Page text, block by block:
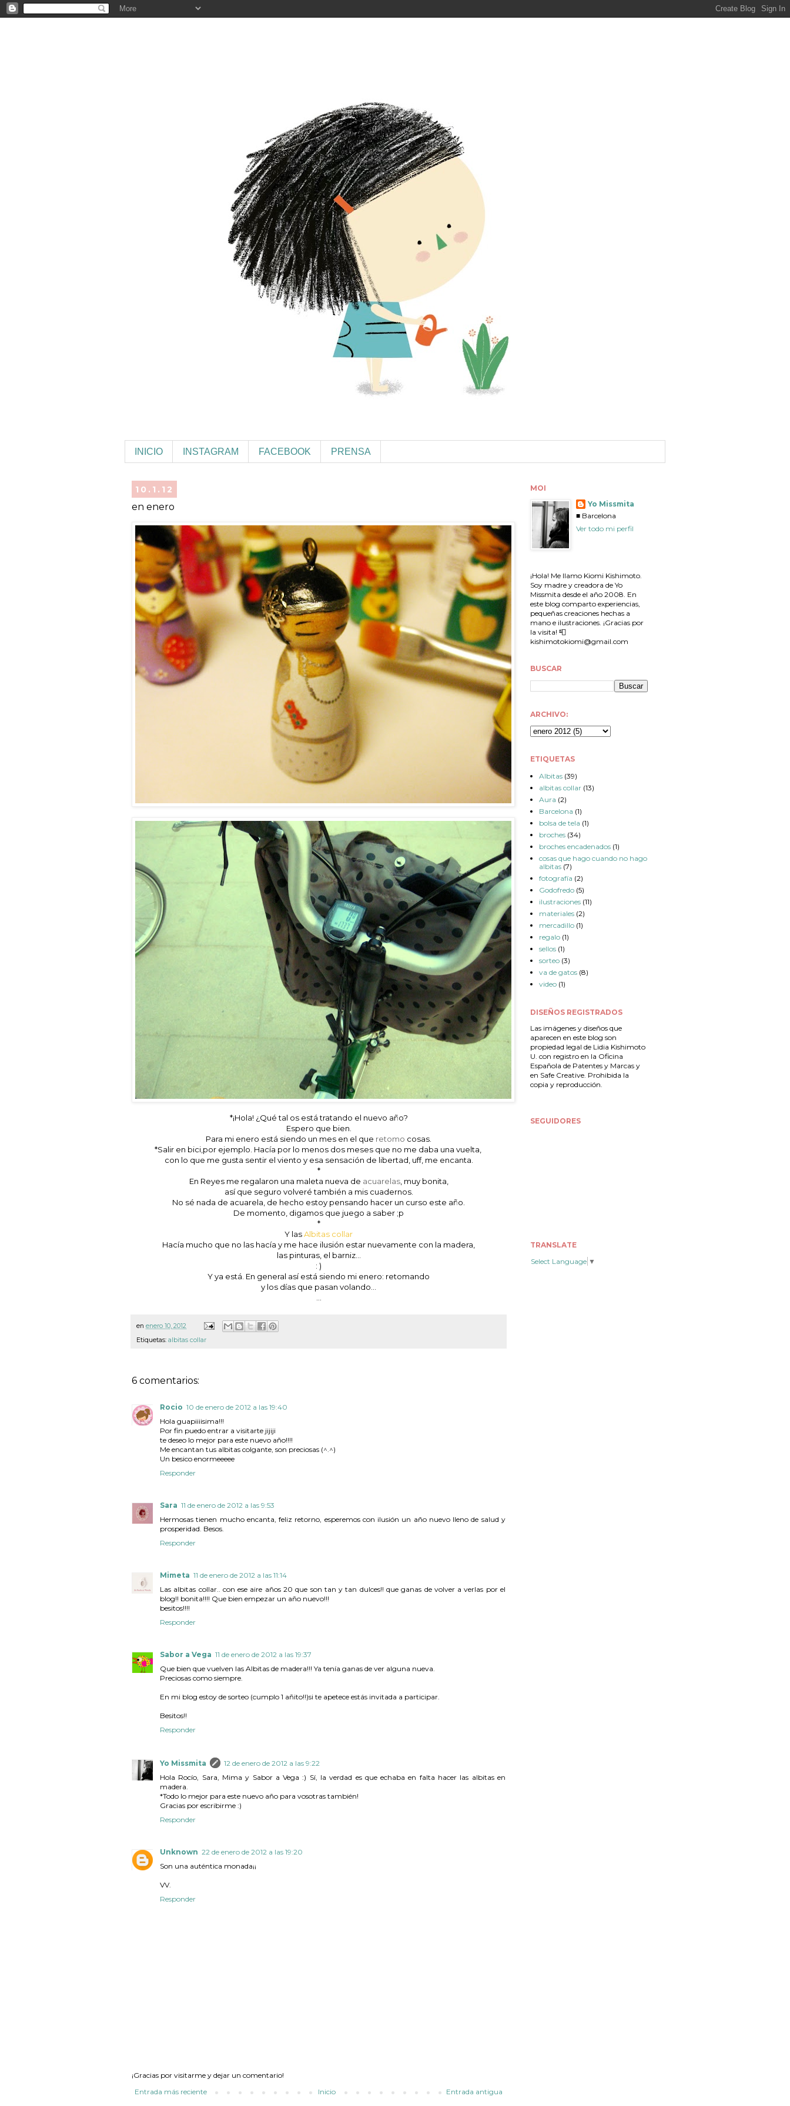
INICIO INSTAGRAM FACEBOOK PRENSA
10.1.12
en enero
*¡Hola! ¿Qué tal os está tratando el nuevo año?
Espero que bien.
Para mi enero está siendo un mes en el que retomo cosas.
*Salir en bici,por ejemplo. Hacía por lo menos dos meses que no me daba una vuelta,
con lo que me gusta sentir el viento y esa sensación de libertad, uff, me encanta.
*
En Reyes me regalaron una maleta nueva de acuarelas, muy bonita,
así que seguro volveré también a mis cuadernos.
No sé nada de acuarela, de hecho estoy pensando hacer un curso este año.
De momento, digamos que juego a saber ;p
*
Y lasAlbitas collar
Hacía mucho que no las hacía y me hace ilusión estar nuevamente con la madera,
las pinturas, el barniz...
: )
Y ya está. En general así está siendo mi enero: retomando
y los días que pasan volando...
en enero 10, 2012
Etiquetas: albitas collar
6 comentarios:
Rocio 10 de enero de 2012 a las 19:40
Hola guapiiiisima!!!
Por fin puedo entrar a visitarte jijiji
te deseo lo mejor para este nuevo año!!!!
Me encantan tus albitas colgante, son preciosas (^.^)
Un besico enormeeeee
Responder
Sara 11 de enero de 2012 a las 9:53
Hermosas tienen mucho encanta, feliz retorno, esperemos con ilusión un año nuevo lleno de salud y
prosperidad. Besos.
Responder
Mimeta 11 de enero de 2012 a las 11:14
Las albitas collar.. con ese aire años 20 que son tan y tan dulces!! que ganas de volver a verlas por el
blog!! bonita!!!! Que bien empezar un año nuevo!!!
besitos!!!!
Responder
Sabor a Vega 11 de enero de 2012 a las 19:37
Que bien que vuelven las Albitas de madera!!! Ya tenía ganas de ver alguna nueva.
Preciosas como siempre.
En mi blog estoy de sorteo (cumplo 1 añito!!)si te apetece estás invitada a participar.
Besitos!!
Responder
Yo Missmita
12 de enero de 2012 a las 9:22
Hola Rocío, Sara, Mima y Sabor a Vega :) Sí, la verdad es que echaba en falta hacer las albitas en
madera.
*Todo lo mejor para este nuevo año para vosotras también!
Gracias por escribirme :)
Responder
Unknown 22 de enero de 2012 a las 19:20
Son una auténtica monada¡¡
VV.
Responder
¡Gracias por visitarme y dejar un comentario!
Entrada más reciente
Entrada antigua
Inicio
MOI
Yo Missmita
■ Barcelona
Ver todo mi perfil
¡Hola! Me llamo Kiomi Kishimoto.
Soy madre y creadora de Yo
Missmita desde el año 2008. En
este blog comparto experiencias,
pequeñas creaciones hechas a
mano e ilustraciones. ¡Gracias por
la visita! 📮
kishimotokiomi@gmail.com
BUSCAR
ARCHIVO:
ETIQUETAS
Albitas (39)
albitas collar (13)
Aura (2)
Barcelona (1)
bolsa de tela (1)
broches (34)
broches encadenados (1)
cosas que hago cuando no hago
albitas (7)
fotografía (2)
Godofredo (5)
ilustraciones (11)
materiales (2)
mercadillo (1)
regalo (1)
sellos (1)
sorteo (3)
va de gatos (8)
video (1)
DISEÑOS REGISTRADOS
Las imágenes y diseños que
aparecen en este blog son
propiedad legal de Lidia Kishimoto
U. con registro en la Oficina
Española de Patentes y Marcas y
en Safe Creative. Prohibida la
copia y reproducción.
SEGUIDORES
TRANSLATE
Select Language ▼